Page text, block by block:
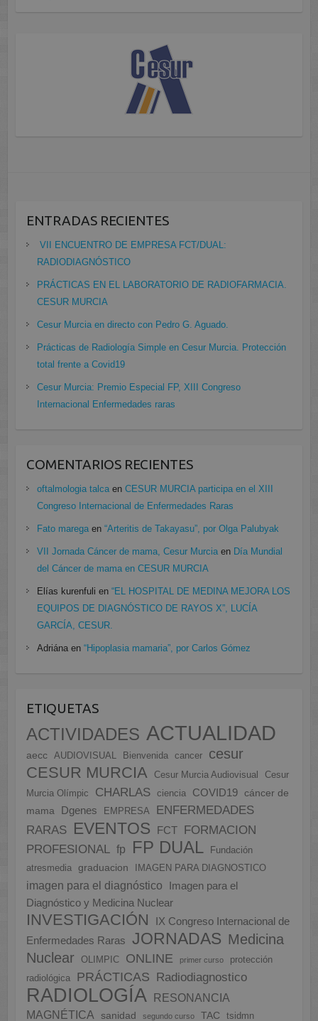
ENTRADAS RECIENTES
VII ENCUENTRO DE EMPRESA FCT/DUAL:
RADIODIAGNÓSTICO
PRÁCTICAS EN EL LABORATORIO DE RADIOFARMACIA.
CESUR MURCIA
Cesur Murcia en directo con Pedro G. Aguado.
Prácticas de Radiología Simple en Cesur Murcia. Protección
total frente a Covid19
Cesur Murcia: Premio Especial FP, XIII Congreso
Internacional Enfermedades raras
COMENTARIOS RECIENTES
oftalmologia talcaen CESUR MURCIA participa en el XIII
Congreso Internacional de Enfermedades Raras
Fato maregaen “Arteritis de Takayasu”, por Olga Palubyak
VII Jornada Cáncer de mama, Cesur Murciaen Día Mundial
del Cáncer de mama en CESUR MURCIA
Elías kurenfuli en “EL HOSPITAL DE MEDINA MEJORA LOS
EQUIPOS DE DIAGNÓSTICO DE RAYOS X”, LUCÍA
GARCÍA, CESUR.
Adriánaen “Hipoplasia mamaria”, por Carlos Gómez
ETIQUETAS
ACTIVIDADES ACTUALIDAD
aecc AUDIOVISUAL Bienvenida cancer cesur
CESUR MURCIA Cesur Murcia Audiovisual
Cesur
Murcia Olímpic
CHARLAS ciencia COVID19
cáncer de
mama
Dgenes EMPRESA
ENFERMEDADES
RARAS EVENTOS FCT
FORMACION
PROFESIONAL fp FP DUAL
Fundación
atresmedia
graduacion IMAGEN PARA DIAGNOSTICO
imagen para el diagnóstico
Imagen para el
Diagnóstico y Medicina Nuclear
INVESTIGACIÓN
IX Congreso Internacional de
Enfermedades Raras
JORNADAS Medicina
Nuclear
OLIMPIC ONLINE primer curso
protección
radiológica
PRÁCTICAS Radiodiagnostico
RADIOLOGÍA
RESONANCIA
MAGNÉTICA
sanidad segundo curso TAC tsidmn